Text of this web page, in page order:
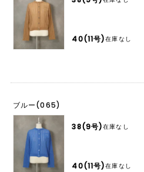
40(11号)在庫なし
ブルー(065)
38(9号)在庫なし
40(11号)在庫なし